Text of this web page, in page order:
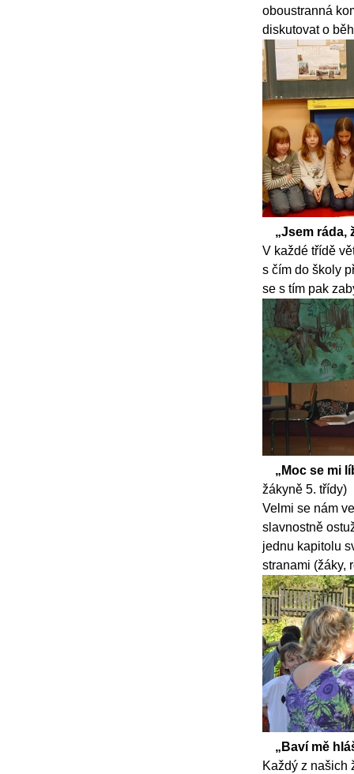
oboustranná
diskutovat o
„Jsem ráda,
V každé třídě
s čím do školy
se s tím pak
„Moc se mi
žákyně 5. třídy)
Velmi se nám
slavnostně
jednu kapitolu
stranami (žáky,
„Baví mě
Každý z našich